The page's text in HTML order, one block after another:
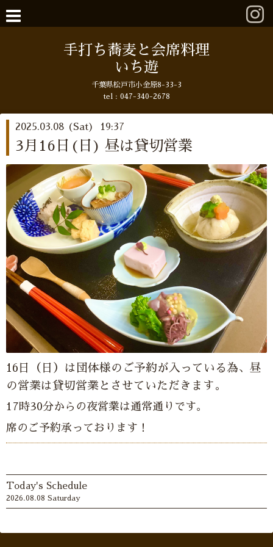
手打ち蕎麦と会席料理
いち遊
千葉県松戸市小金原8-33-3
tel : 047-340-2678
2025.03.08 (Sat) 19:37
3月16日(日) 昼は貸切営業
16日（日）は団体様のご予約が入っている為、昼
の営業は貸切営業とさせていただきます。
17時30分からの夜営業は通常通りです。
席のご予約承っております！
Today's Schedule
2026.08.08 Saturday